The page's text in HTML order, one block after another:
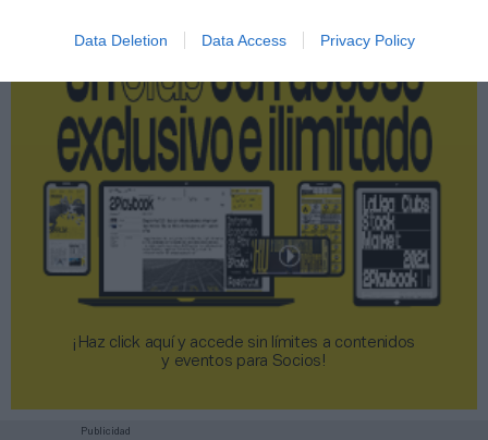
Data Deletion Data Access Privacy Policy
¡Haz click aquí y accede sin límites a contenidos
y eventos para Socios!​​​​​​​
Publicidad